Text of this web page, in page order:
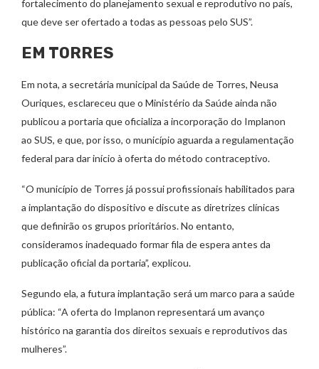
fortalecimento do planejamento sexual e reprodutivo no país,
que deve ser ofertado a todas as pessoas pelo SUS”.
EM TORRES
Em nota, a secretária municipal da Saúde de Torres, Neusa
Ouriques, esclareceu que o Ministério da Saúde ainda não
publicou a portaria que oficializa a incorporação do Implanon
ao SUS, e que, por isso, o município aguarda a regulamentação
federal para dar início à oferta do método contraceptivo.
“O município de Torres já possui profissionais habilitados para
a implantação do dispositivo e discute as diretrizes clínicas
que definirão os grupos prioritários. No entanto,
consideramos inadequado formar fila de espera antes da
publicação oficial da portaria”, explicou.
Segundo ela, a futura implantação será um marco para a saúde
pública: “A oferta do Implanon representará um avanço
histórico na garantia dos direitos sexuais e reprodutivos das
mulheres”.